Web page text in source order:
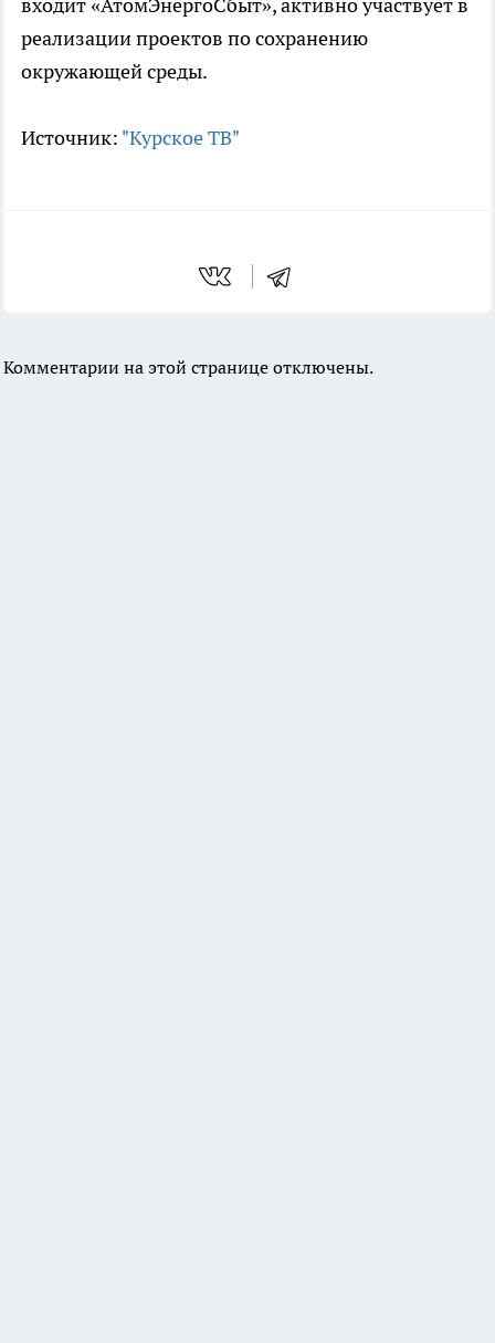
входит «АтомЭнергоСбыт», активно участвует в
реализации проектов по сохранению
окружающей среды.
Источник: "Курское ТВ"
Комментарии на этой странице отключены.